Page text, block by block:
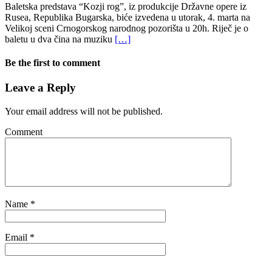
Baletska predstava “Kozji rog”, iz produkcije Državne opere iz
Rusea, Republika Bugarska, biće izvedena u utorak, 4. marta na
Velikoj sceni Crnogorskog narodnog pozorišta u 20h. Riječ je o
baletu u dva čina na muziku […]
Be the first to comment
Leave a Reply
Your email address will not be published.
Comment
Name *
Email *